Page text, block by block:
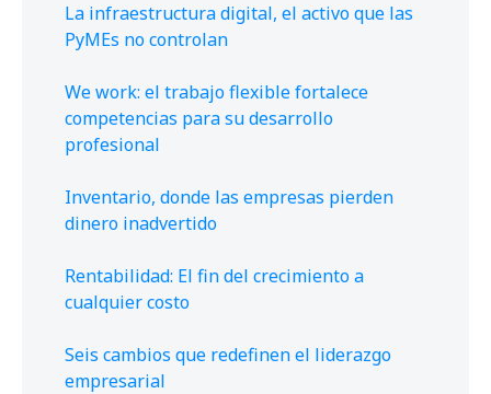
La infraestructura digital, el activo que las
PyMEs no controlan
We work: el trabajo flexible fortalece
competencias para su desarrollo
profesional
Inventario, donde las empresas pierden
dinero inadvertido
Rentabilidad: El fin del crecimiento a
cualquier costo
Seis cambios que redefinen el liderazgo
empresarial